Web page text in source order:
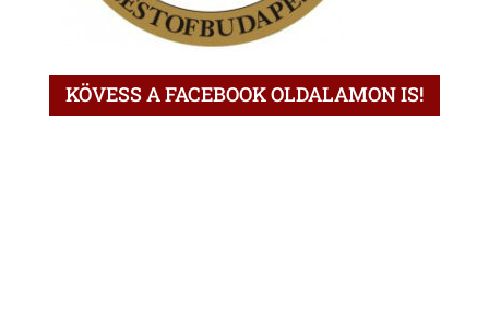
KÖVESS A FACEBOOK OLDALAMON IS!